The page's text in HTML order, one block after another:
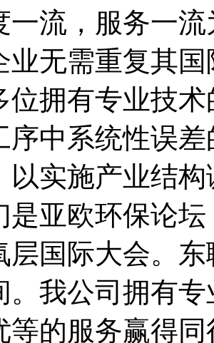
一流，服务一
业无需重复其
位拥有专业技
序中系统性误
以实施产业结
是亚欧环保论
层国际大会。
。我公司拥有
等的服务赢得